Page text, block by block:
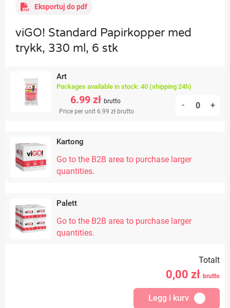
Eksportuj do pdf
viGO! Standard Papirkopper med
trykk, 330 ml, 6 stk
Art
Packages available in stock: 40 (shipping 24h)
6.99 zł brutto
Price per unit 6.99 zł brutto
- +
Kartong
Go to the B2B area to purchase larger
quantities.
Palett
Go to the B2B area to purchase larger
quantities.
Totalt
0,00 zł brutto
Legg i kurv